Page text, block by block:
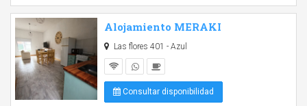
Alojamiento MERAKI
Las flores 401 - Azul
Consultar disponibilidad